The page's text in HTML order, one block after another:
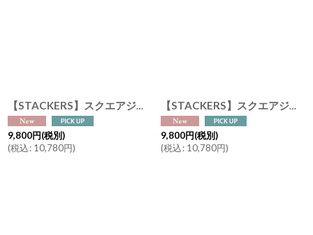
【STACKERS】スクエアジュエリーロール トープラフィア Taupe Raffia Square Jewellery Roll トープ ジュエリーケース スタッカーズ イギリス ロンドン
9,800円(税別)
(税込: 10,780円)
【STACKERS】スクエアジュエリーロール ブラックラフィア Black Raffia Square Jewellery Roll ブラック ジュエリーケース スタッカーズ イギリス ロンドン
9,800円(税別)
(税込: 10,780円)